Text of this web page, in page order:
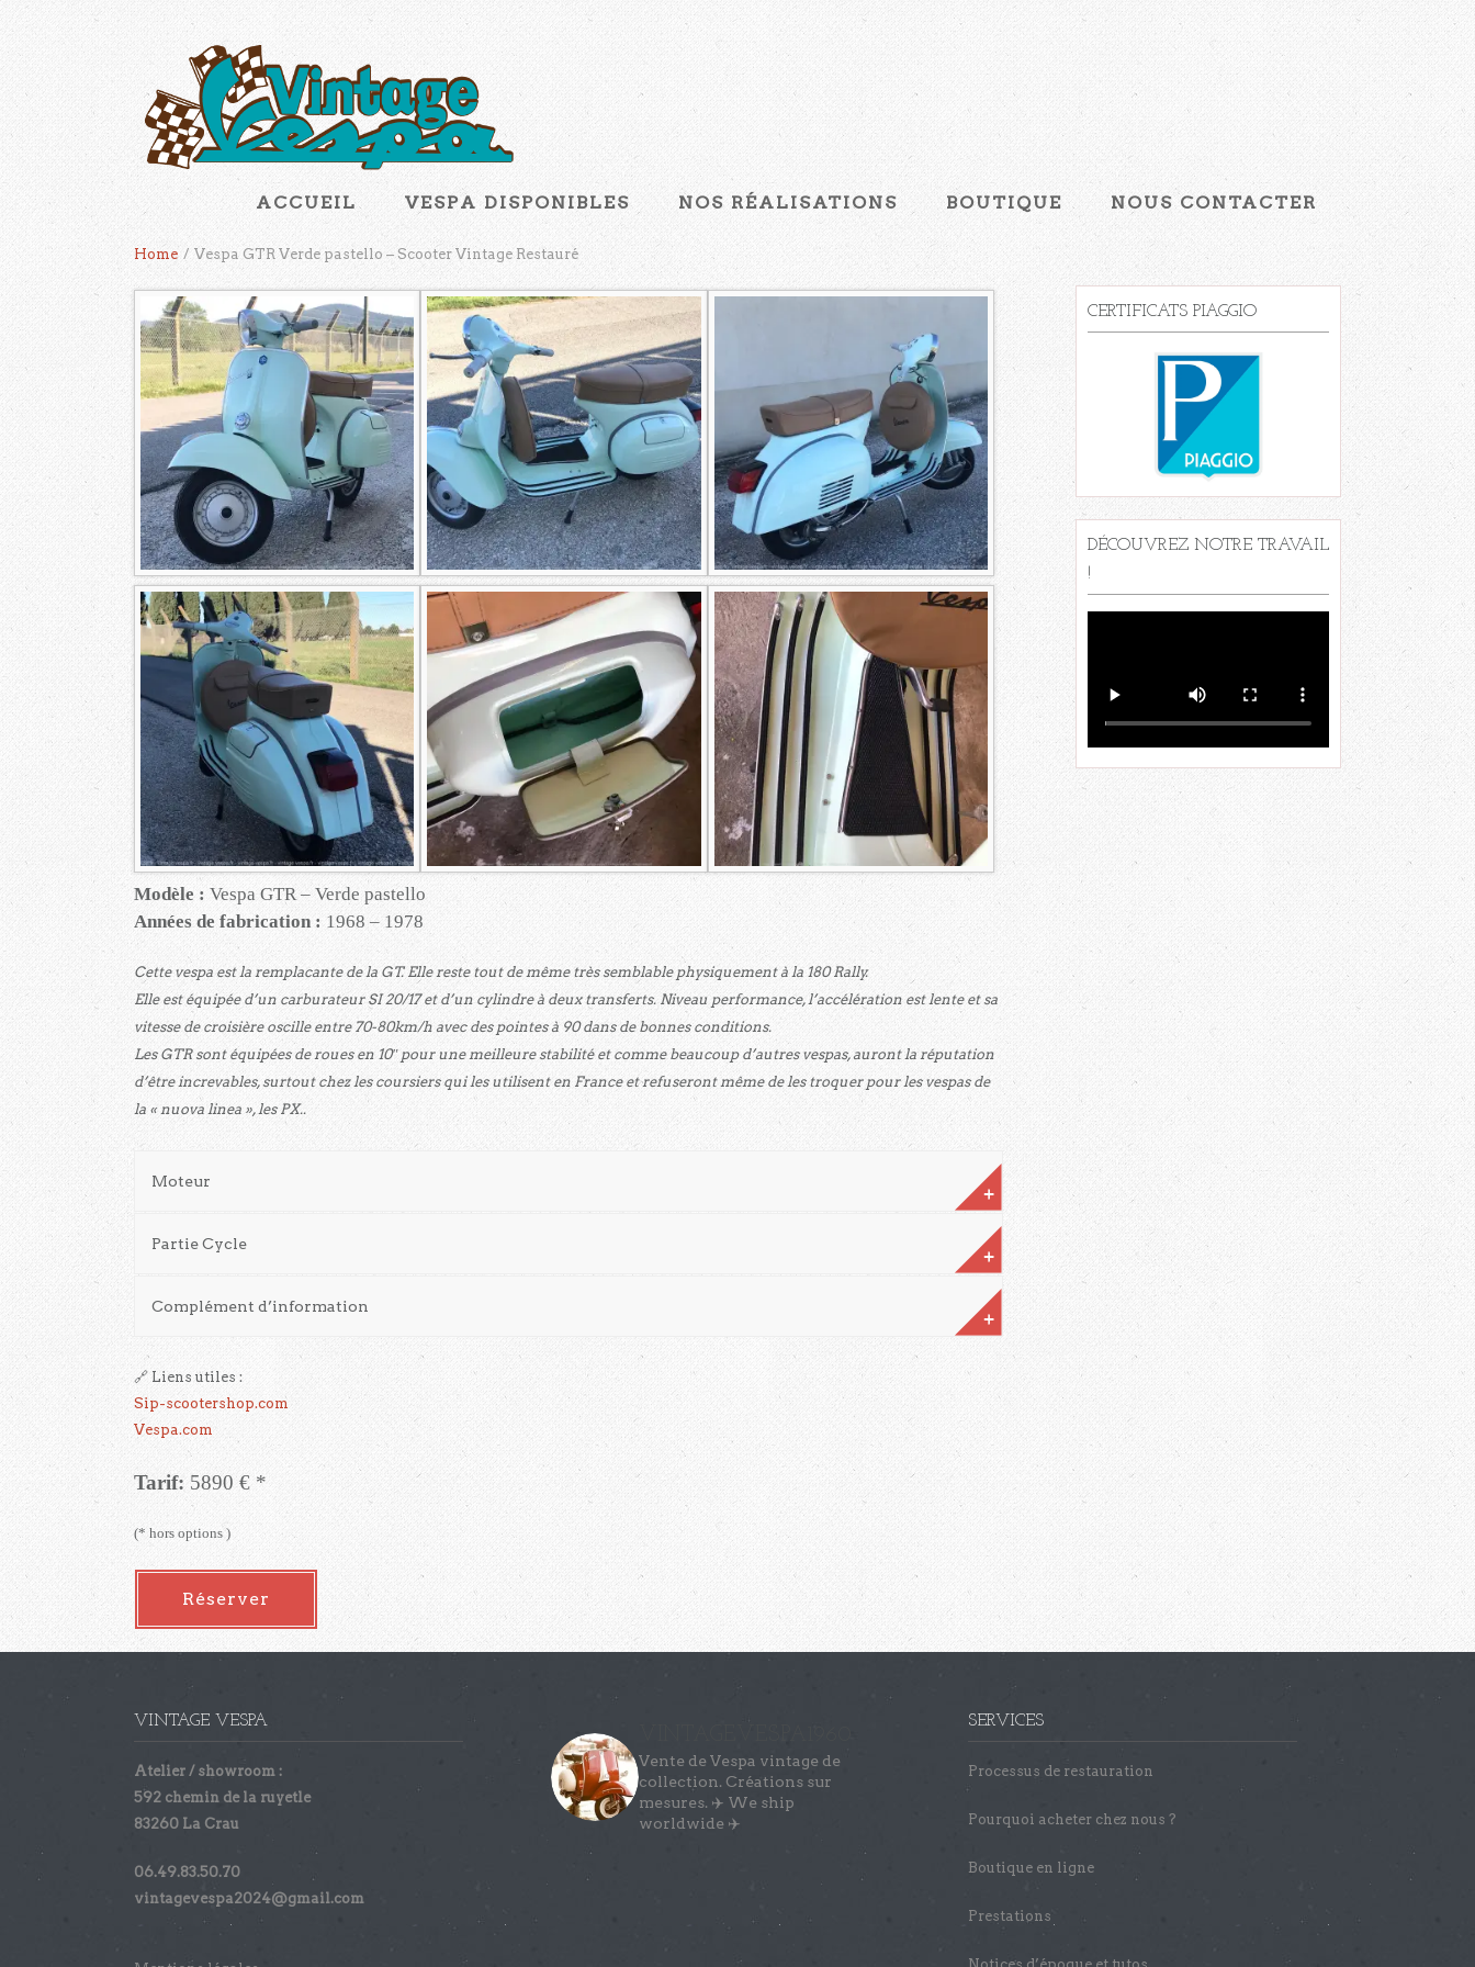
ACCUEIL VESPA DISPONIBLES NOS RÉALISATIONS BOUTIQUE NOUS CONTACTER
Home / Vespa GTR Verde pastello – Scooter Vintage Restauré
Modèle : Vespa GTR – Verde pastello
Années de fabrication : 1968 – 1978
Cette vespa est la remplacante de la GT. Elle reste tout de même très semblable physiquement à la 180 Rally.
Elle est équipée d’un carburateur SI 20/17 et d’un cylindre à deux transferts. Niveau performance, l’accélération est lente et sa
vitesse de croisière oscille entre 70-80km/h avec des pointes à 90 dans de bonnes conditions.
Les GTR sont équipées de roues en 10″ pour une meilleure stabilité et comme beaucoup d’autres vespas, auront la réputation
d’être increvables, surtout chez les coursiers qui les utilisent en France et refuseront même de les troquer pour les vespas de
la « nuova linea », les PX..
Moteur
Partie Cycle
Complément d’information
🔗 Liens utiles :
Sip-scootershop.com
Vespa.com
Tarif: 5890 € *
(* hors options )
Réserver
CERTIFICATS PIAGGIO
DÉCOUVREZ NOTRE TRAVAIL
!
VINTAGE VESPA
Atelier / showroom :
592 chemin de la ruyetle
83260 La Crau
06.49.83.50.70
vintagevespa2024@gmail.com
Vente de Vespa vintage de
collection. Créations sur
mesures. ✈️ We ship
worldwide ✈️
SERVICES
Processus de restauration
Pourquoi acheter chez nous ?
Boutique en ligne
Prestations